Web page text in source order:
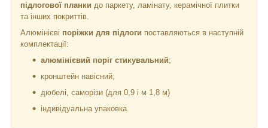
підлогової планки до паркету, ламінату, керамічної плитки
та інших покриттів.
Алюмінієві поріжки для підлоги поставляються в наступній
комплектації:
алюмінієвий поріг стикувальний;
кронштейн навісний;
дюбелі, саморізи (для 0,9 і м 1,8 м)
індивідуальна упаковка.